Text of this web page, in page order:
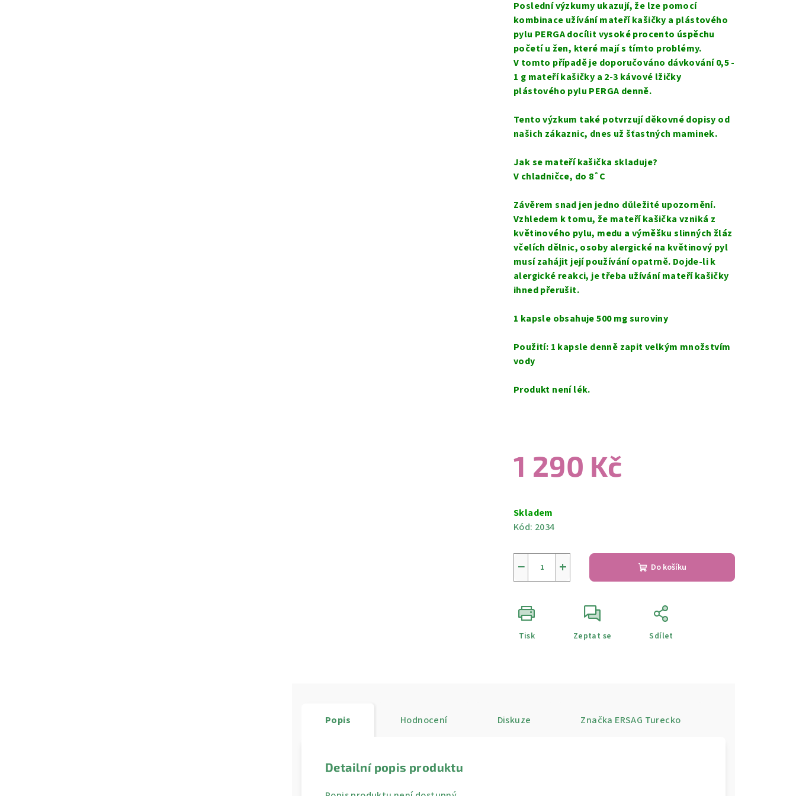
Poslední výzkumy ukazují, že lze pomocí
kombinace užívání mateří kašičky a plástového
pylu PERGA docílit vysoké procento úspěchu
početí u žen, které mají s tímto problémy.
V tomto případě je doporučováno dávkování 0,5 -
1 g mateří kašičky a 2-3 kávové lžičky
plástového pylu PERGA denně.
Tento výzkum také potvrzují děkovné dopisy od
našich zákaznic, dnes už šťastných maminek.
Jak se mateří kašička skladuje?
V chladničce, do 8˚C
Závěrem snad jen jedno důležité upozornění.
Vzhledem k tomu, že mateří kašička vzniká z
květinového pylu, medu a výměšku slinných žláz
včelích dělnic, osoby alergické na květinový pyl
musí zahájit její používání opatrně. Dojde-li k
alergické reakci, je třeba užívání mateří kašičky
ihned přerušit.
1 kapsle obsahuje 500 mg suroviny
Použití: 1 kapsle denně zapit velkým množstvím
vody
Produkt není lék.
1 290 Kč
cena:
Skladem
Kód: 2034
+
− Do košíku
Tisk Zeptat se Sdílet
Popis Hodnocení Diskuze Značka ERSAG Turecko
Detailní popis produktu